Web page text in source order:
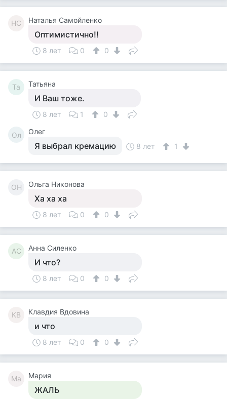
НС Наталья Самойленко
Оптимистично!!
8 лет 0 0
Та Татьяна
И Ваш тоже.
8 лет 1 0
Ол Олег
Я выбрал кремацию 8 лет 1
ОН Ольга Никонова
Ха ха ха
8 лет 0 0
АС Анна Силенко
И что?
8 лет 0 0
КВ Клавдия Вдовина
и что
8 лет 0 0
Ма Мария
ЖАЛЬ